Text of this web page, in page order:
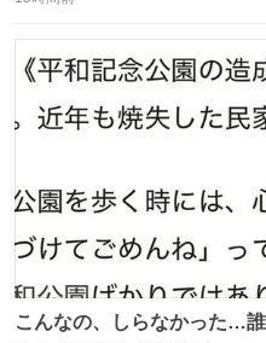
信
ポ
ト
数
数
こんなの、しらなかった…